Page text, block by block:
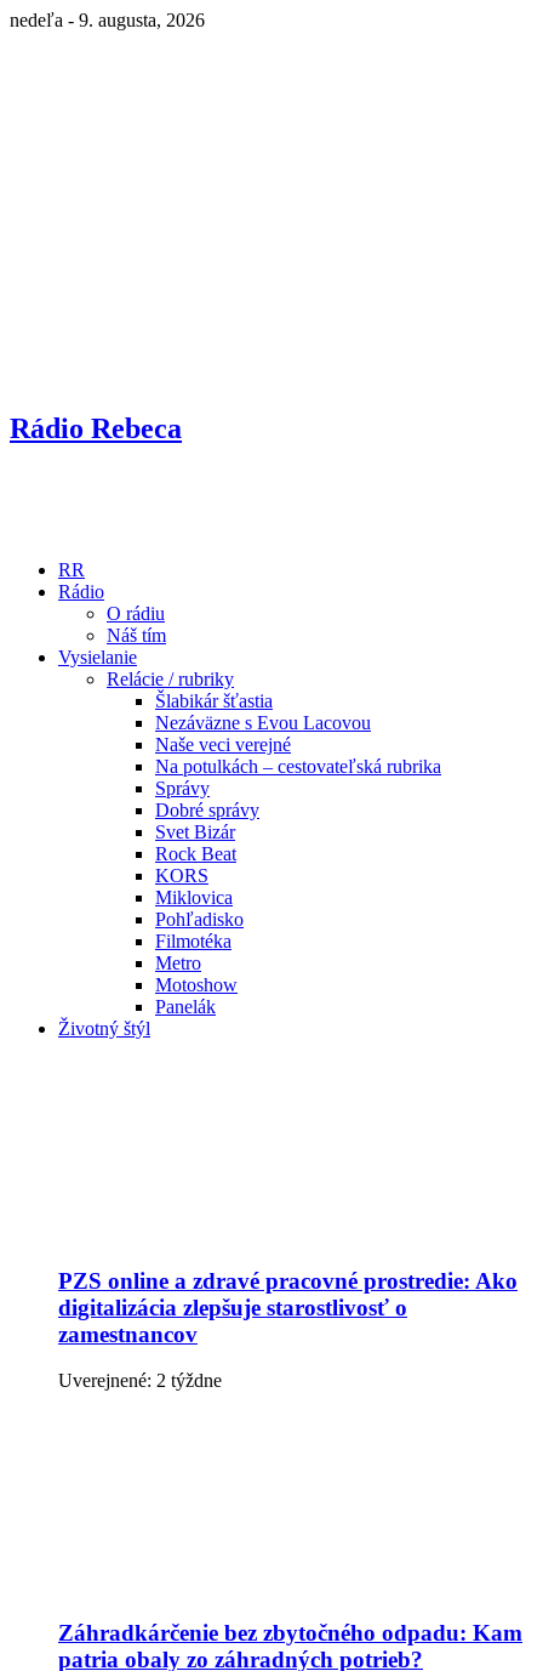
nedeľa - 9. augusta, 2026
Rádio Rebeca
RR
Rádio
O rádiu
Náš tím
Vysielanie
Relácie / rubriky
Šlabikár šťastia
Nezáväzne s Evou Lacovou
Naše veci verejné
Na potulkách – cestovateľská rubrika
Správy
Dobré správy
Svet Bizár
Rock Beat
KORS
Miklovica
Pohľadisko
Filmotéka
Metro
Motoshow
Panelák
Životný štýl
PZS online a zdravé pracovné prostredie: Ako
digitalizácia zlepšuje starostlivosť o
zamestnancov
Uverejnené: 2 týždne
Záhradkárčenie bez zbytočného odpadu: Kam
patria obaly zo záhradných potrieb?